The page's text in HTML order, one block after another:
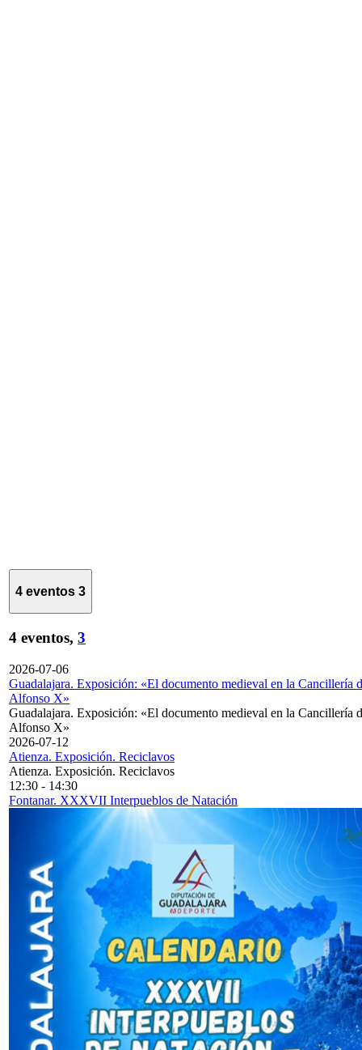
4 eventos 3
4 eventos, 3
2026-07-06
Guadalajara. Exposición: «El documento medieval en la Cancillería
Alfonso X»
Guadalajara. Exposición: «El documento medieval en la Cancillería
Alfonso X»
2026-07-12
Atienza. Exposición. Reciclavos
Atienza. Exposición. Reciclavos
12:30 - 14:30
Fontanar. XXXVII Interpueblos de Natación